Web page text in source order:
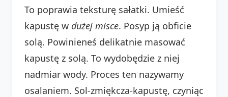
To poprawia teksturę sałatki. Umieść
kapustę w dużej misce. Posyp ją obficie
solą. Powinieneś delikatnie masować
kapustę z solą. To wydobędzie z niej
nadmiar wody. Proces ten nazywamy
osalaniem. Sol-zmiękcza-kapustę, czyniąc